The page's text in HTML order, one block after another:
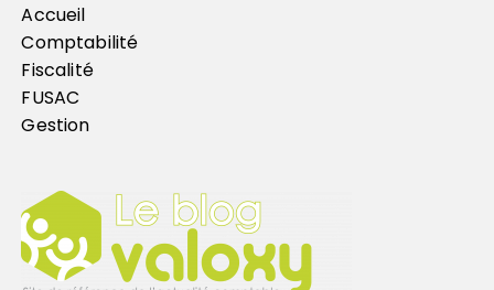
Accueil
Comptabilité
Fiscalité
FUSAC
Gestion